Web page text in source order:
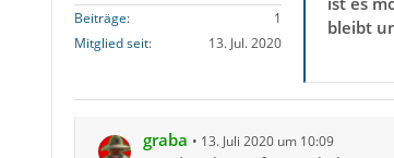
Beiträge
1
Mitglied seit
13. Jul. 2020
bleibt
graba 13. Juli 2020 um 10:09